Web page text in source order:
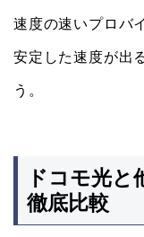
速度の速いプロバ
安定した速度が出
う。
ドコモ光と
徹底比較